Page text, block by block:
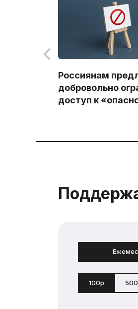
Россиянам
добровольно
доступ к
100р